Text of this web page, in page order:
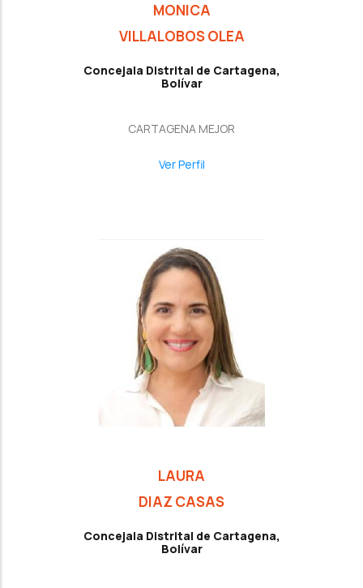
MONICA
VILLALOBOS OLEA
Concejala Distrital de Cartagena,
Bolívar
CARTAGENA MEJOR
Ver Perfil
LAURA
DIAZ CASAS
Concejala Distrital de Cartagena,
Bolívar